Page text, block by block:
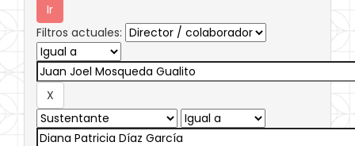
Filtros actuales: